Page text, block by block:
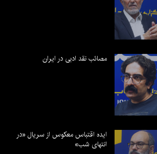
مصائب نقد ادبی در ایران
ایده اقتباس معکوس از سریال «در
انتهای شب»